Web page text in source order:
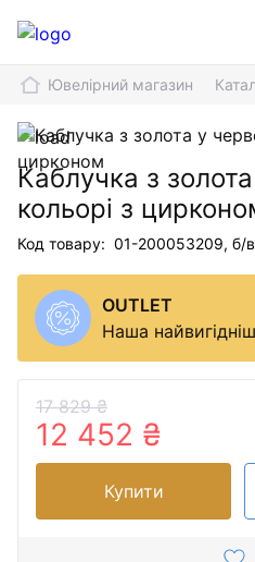
Ювелірний магазин
Каблучка з
кольорі з
Код товару: 01-200053209, б/в
OUTLET
Наша
17 829 ₴
12 452 ₴
Купити